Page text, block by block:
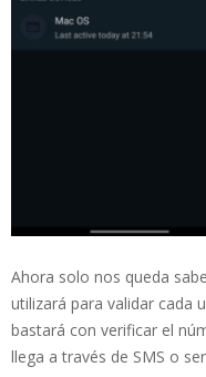
Ahora solo nos queda
utilizará para validar cada
bastará con verificar el
llega a través de SMS o